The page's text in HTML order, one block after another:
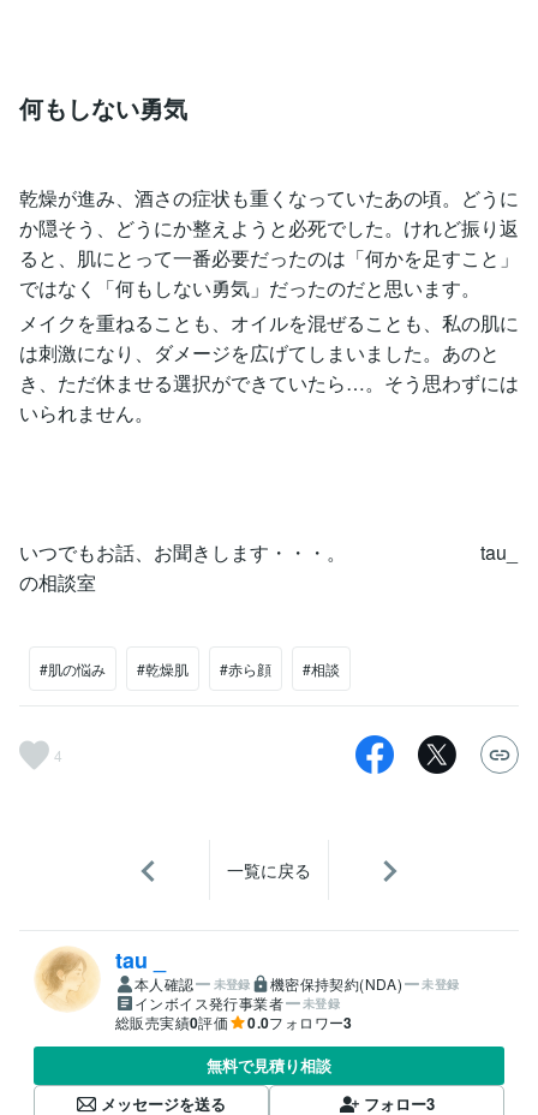
何もしない勇気
乾燥が進み、酒さの症状も重くなっていたあの頃。どうに
か隠そう、どうにか整えようと必死でした。けれど振り返
ると、肌にとって一番必要だったのは「何かを足すこと」
ではなく「何もしない勇気」だったのだと思います。
メイクを重ねることも、オイルを混ぜることも、私の肌に
は刺激になり、ダメージを広げてしまいました。あのと
き、ただ休ませる選択ができていたら…。そう思わずには
いられません。
いつでもお話、お聞きします・・・。 tau_
の相談室
#肌の悩み #乾燥肌 #赤ら顔 #相談
4
一覧に戻る
tau _
本人確認 未登録 機密保持契約(NDA) 未登録
インボイス発行事業者 未登録
総販売実績0評価 0.0フォロワー3
無料で見積り相談
メッセージを送る
フォロー3